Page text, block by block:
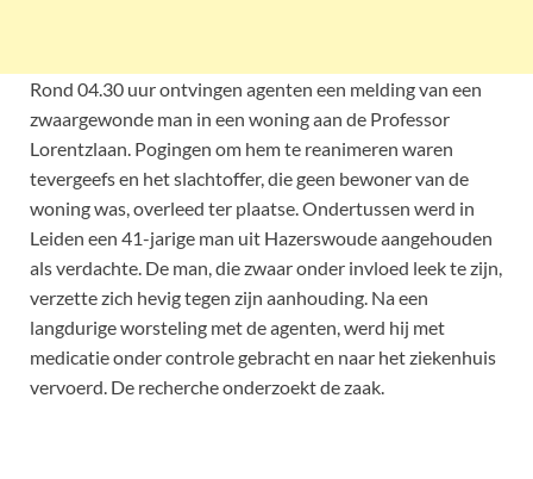
Rond 04.30 uur ontvingen agenten een melding van een
zwaargewonde man in een woning aan de Professor
Lorentzlaan. Pogingen om hem te reanimeren waren
tevergeefs en het slachtoffer, die geen bewoner van de
woning was, overleed ter plaatse. Ondertussen werd in
Leiden een 41-jarige man uit Hazerswoude aangehouden
als verdachte. De man, die zwaar onder invloed leek te zijn,
verzette zich hevig tegen zijn aanhouding. Na een
langdurige worsteling met de agenten, werd hij met
medicatie onder controle gebracht en naar het ziekenhuis
vervoerd. De recherche onderzoekt de zaak.